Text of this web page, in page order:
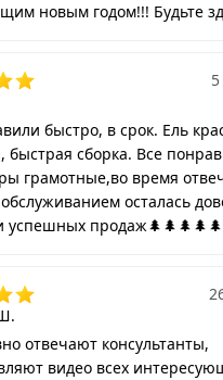
новым годом!!! Будьте
быстро, в срок. Ель
быстрая сборка. Все
грамотные,во время
осталась
успешных
отвечают консультанты,
видео всех